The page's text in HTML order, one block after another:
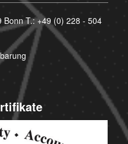
Bonn T.:+49 (0) 228 - 504